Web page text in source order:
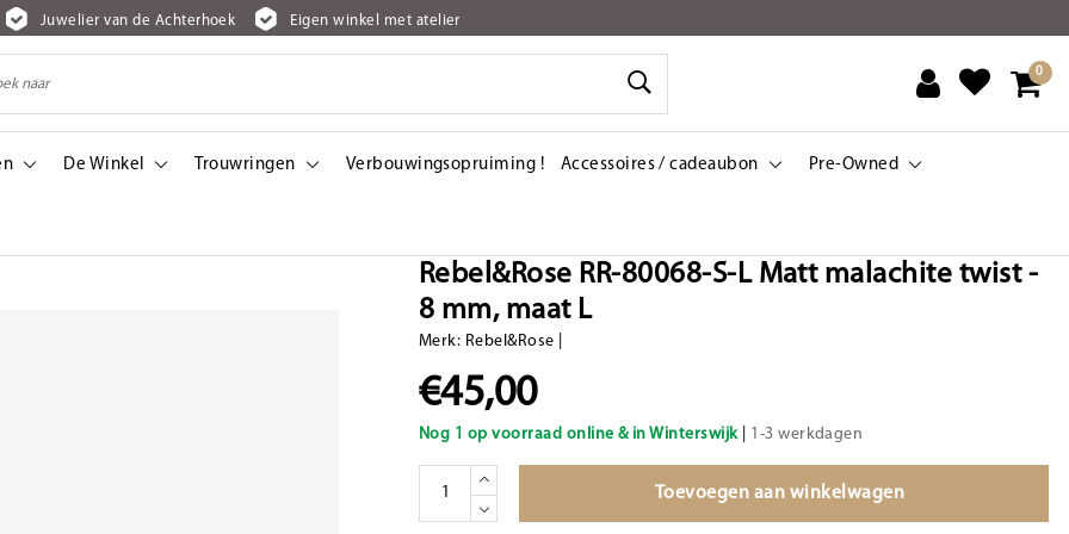
Juwelier van de Achterhoek Eigen winkel met atelier
0
De Winkel Trouwringen Verbouwingsopruiming ! Accessoires / cadeaubon Pre-Owned
Rebel&Rose RR-80068-S-L Matt malachite twist -
8 mm, maat L
Merk: Rebel&Rose
€45,00
Nog 1 op voorraad online & in Winterswijk| 1-3 werkdagen
Toevoegen aan winkelwagen